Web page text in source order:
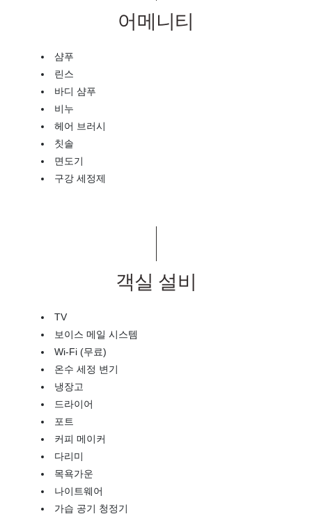
어메니티
샴푸
린스
바디 샴푸
비누
헤어 브러시
칫솔
면도기
구강 세정제
객실 설비
TV
보이스 메일 시스템
Wi-Fi (무료)
온수 세정 변기
냉장고
드라이어
포트
커피 메이커
다리미
목욕가운
나이트웨어
가습 공기 청정기